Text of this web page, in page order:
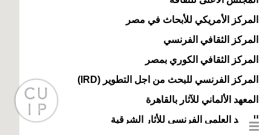
المركز الأمريكي للأبحاث في مصر
المركز الثقافي الفرنسي
المركز الثقافي الكوري بمصر
المركز الفرنسي للبحث من اجل التطوير (IRD)
المعهد الألماني للآثار بالقاهرة
المعهد العلمي الفرنسي للأثار الشرقية